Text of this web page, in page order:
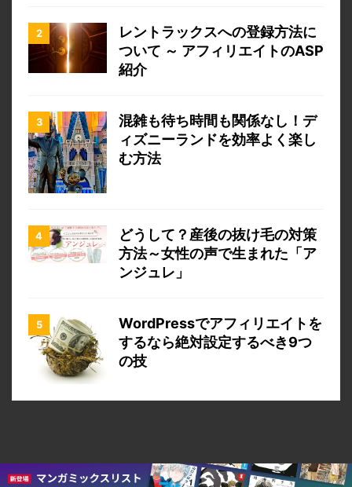
レントラックスへの登録方法に
ついて ～ アフィリエイトのASP
紹介
混雑も待ち時間も関係なし！デ
ィズニーランドを効率よく楽し
む方法
どうして？産後の抜け毛の対策
方法～女性の声で生まれた「ア
ンジュレ」
WordPressでアフィリエイトを
するなら絶対設定するべき9つ
の技